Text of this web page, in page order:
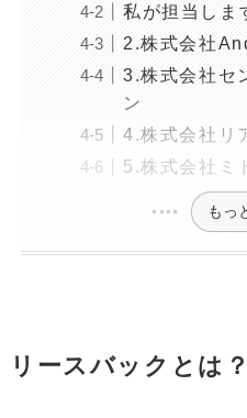
私が担当しま
2.株式会社
3.株式会社セ
ン
4.株式会社リ
5.株式会社ミ
もっ
リースバックとは？